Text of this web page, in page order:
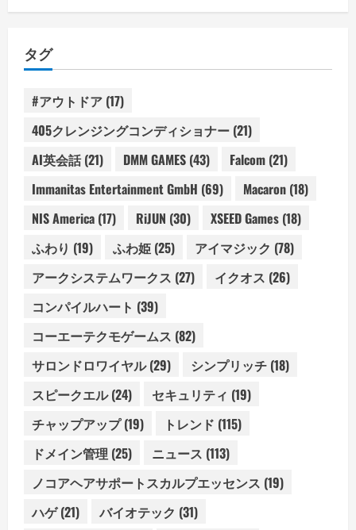
タグ
#アウトドア (17)
405クレンジングコンディショナー (21)
AI英会話(21) DMM GAMES (43) Falcom (21)
Immanitas Entertainment GmbH (69) Macaron (18)
NIS America (17) RiJUN (30) XSEED Games (18)
ふわり (19) ふわ姫 (25) アイマジック (78)
アークシステムワークス (27) イクオス (26)
コンパイルハート (39)
コーエーテクモゲームス (82)
サロンドロワイヤル(29) シンプリッチ (18)
スピークエル(24) セキュリティ (19)
チャップアップ(19) トレンド (115)
ドメイン管理 (25) ニュース (113)
ノコアヘアサポートスカルプエッセンス (19)
ハゲ(21) バイオテック (31)